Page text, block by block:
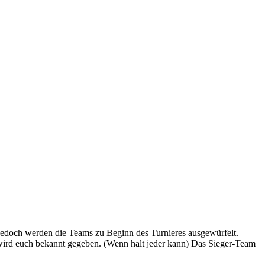
werden die Teams zu Beginn des Turnieres ausgewürfelt.
euch bekannt gegeben. (Wenn halt jeder kann) Das Sieger-Team